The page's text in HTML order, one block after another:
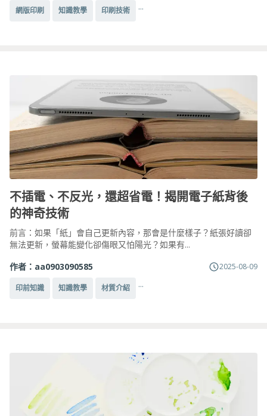
網版印刷 知識教學 印刷技術 ...
不插電、不反光，還超省電！揭開電子紙背後
的神奇技術
前言：如果「紙」會自己更新內容，那會是什麼樣子？紙張好讀卻
無法更新，螢幕能變化卻傷眼又怕陽光？如果有...
作者： aa0903090585 2025-08-09
印前知識 知識教學 材質介紹 ...